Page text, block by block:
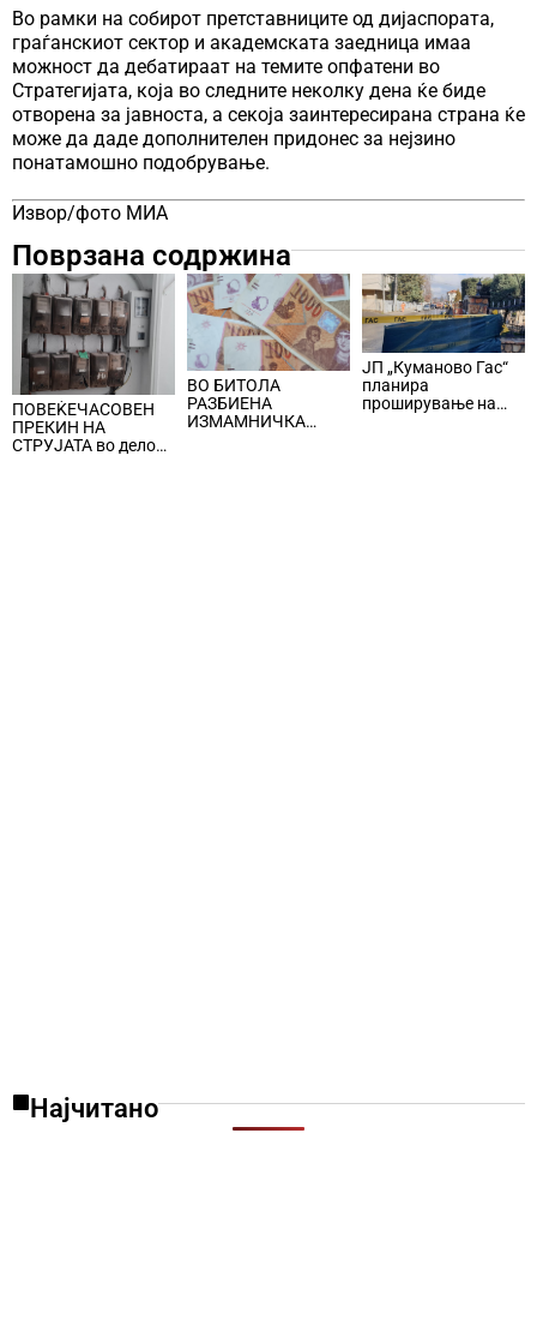
Во рамки на собирот претставниците од дијаспората,
граѓанскиот сектор и академската заедница имаа
можност да дебатираат на темите опфатени во
Стратегијата, која во следните неколку дена ќе биде
отворена за јавноста, а секоја заинтересирана страна ќе
може да даде дополнителен придонес за нејзино
понатамошно подобрување.
Извор/фото МИА
Поврзана содржина
ПОВЕЌЕЧАСОВЕН
ПРЕКИН НА
СТРУЈАТА во делови
ВО БИТОЛА
РАЗБИЕНА
ИЗМАМНИЧКА
ЈП „Куманово Гас“
планира
проширување на
Најчитано